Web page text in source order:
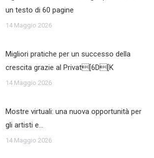
un testo di 60 pagine
14 Maggio 2026
Migliori pratiche per un successo della
crescita grazie al Privat[6D[K
14 Maggio 2026
Mostre virtuali: una nuova opportunità per
gli artisti e…
14 Maggio 2026